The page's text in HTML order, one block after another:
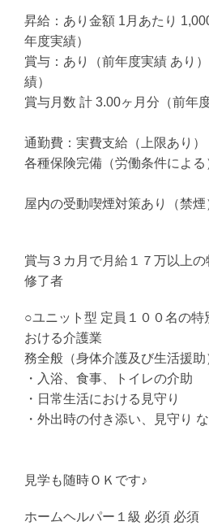
昇給：あり金額 1月あたり
年度実績）
賞与：あり（前年度実績 あり
績）
賞与月数 計 3.00ヶ月分（前年
通勤費：実費支給（上限あり
各種保険完備（労働条件による
屋内の受動喫煙対策あり（禁煙
賞与３カ月で月給１７万以上
修了者
○ユニット型 定員１００名の
おける介護業
務全般（身体介護及び生活援助
・入浴、食事、トイレの介助
・日常生活における見守り
・外出時の付き添い、見守り
見学も随時ＯＫです♪
ホームヘルパー１級 必須 必須